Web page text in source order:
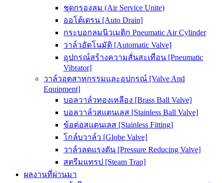
ชุดกรองลม (Air Service Unite)
ออโต้เดรน [Auto Drain]
กระบอกลมนิวเมติก Pneumatic Air Cylinder
วาล์วอัตโนมัติ [Automatic Valve]
อุปกรณ์สร้างความสั่นสะเทือน [Pneumatic
Vibrator]
วาล์วอุตสาหกรรมและอุปกรณ์ [Valve And
Equipment]
บอลวาล์วทองเหลือง [Brass Ball Valve]
บอลวาล์วสแตนเลส [Stainless Ball Valve]
ข้อต่อสแตนเลส [Stainless Fitting]
โกล์บวาล์ว [Globe Valve]
วาล์วลดแรงดัน [Pressure Reducing Valve]
สตรีมแทรป [Steam Trap]
ผลงานที่ผ่านมา